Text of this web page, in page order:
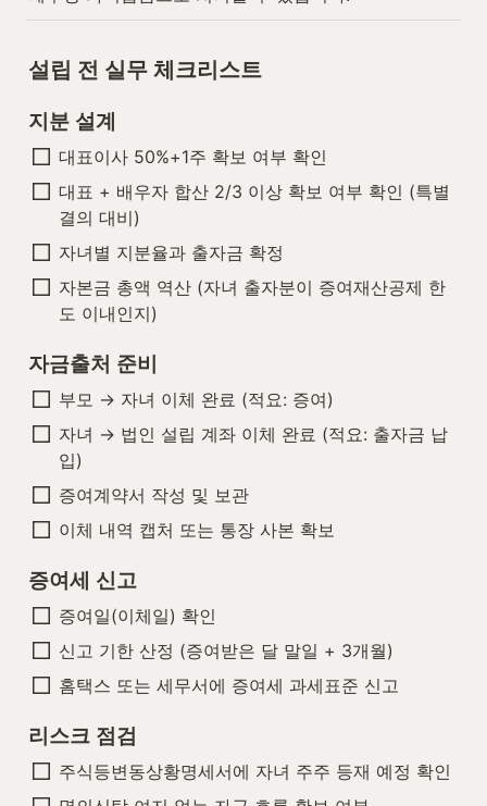
설립 전 실무 체크리스트
지분 설계
대표이사 50%+1주 확보 여부 확인
대표 + 배우자 합산 2/3 이상 확보 여부 확인 (특별
결의 대비)
자녀별 지분율과 출자금 확정
자본금 총액 역산 (자녀 출자분이 증여재산공제 한
도 이내인지)
자금출처 준비
부모 → 자녀 이체 완료 (적요: 증여)
자녀 → 법인 설립 계좌 이체 완료 (적요: 출자금 납
입)
증여계약서 작성 및 보관
이체 내역 캡처 또는 통장 사본 확보
증여세 신고
증여일(이체일) 확인
신고 기한 산정 (증여받은 달 말일 + 3개월)
홈택스 또는 세무서에 증여세 과세표준 신고
리스크 점검
주식등변동상황명세서에 자녀 주주 등재 예정 확인